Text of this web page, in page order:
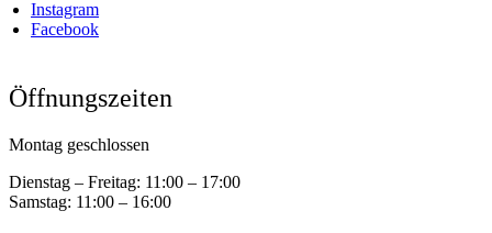
Instagram
Facebook
Öffnungszeiten
Montag geschlossen
Dienstag – Freitag: 11:00 – 17:00
Samstag: 11:00 – 16:00